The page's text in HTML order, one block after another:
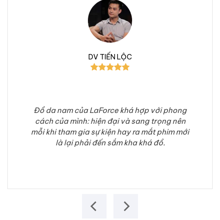
nắng mặt trời hoặc dùng máy sấy tóc để làm khô. Nhiệt độ
cao sẽ làm da giày bị co rút, nứt nẻ. Thay vào đó, hãy dùng
giấy báo nhét vào bên trong giày để hút ẩm và để giày khô
Để duy trì độ mềm mại và bóng đẹp cho da giày, hãy
đều lên bề mặt. Sau đó, dùng bàn chải mềm đánh bóng để
giày thêm phần sáng bóng.
Khi không sử dụng, hãy cất giữ giày trong hộp hoặc túi vải
biến dạng và nhanh hỏng.
Giày Loafer có thiết kế tương đối đơn giản và dễ dàng phối
Đồ da nam của LaForce khá hợp với phong
cách của mình: hiện đại và sang trọng nên
mỗi khi tham gia sự kiện hay ra mắt phim mới
là lại phải đến sắm kha khá đồ.
DV TIẾN LỘC